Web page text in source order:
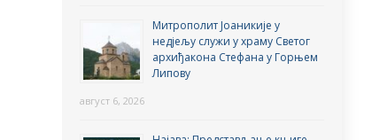
Митрополит Јоаникије у
недјељу служи у храму Светог
архиђакона Стефана у Горњем
Липову
август 6, 2026